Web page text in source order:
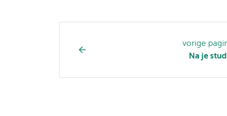
pagina
vorige
Na je